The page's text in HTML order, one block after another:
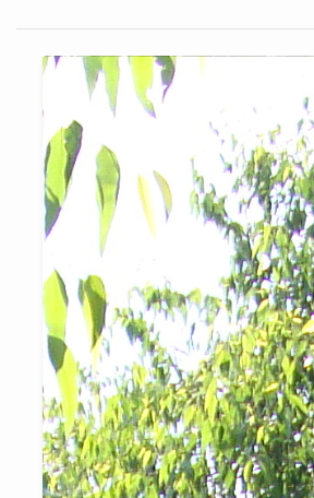
do homem com a terra. Garante autonomia